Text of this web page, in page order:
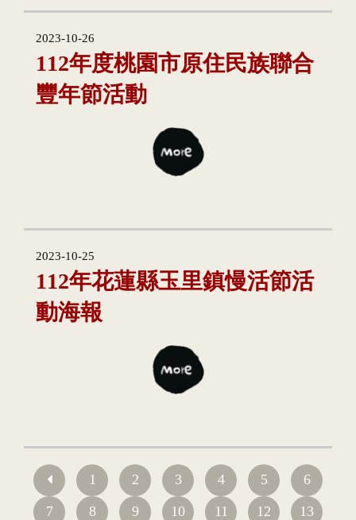
2023-10-26
112年度桃園市原住民族聯合
豐年節活動
2023-10-25
112年花蓮縣玉里鎮慢活節活
動海報
1 2 3 4 5
6
7
8 9 10 11 12
13